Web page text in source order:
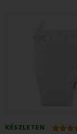
KÉSZLETEN